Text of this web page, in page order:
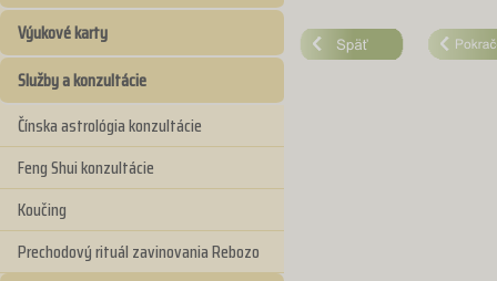
Výukové karty
Služby a konzultácie
Čínska astrológia konzultácie
Feng Shui konzultácie
Koučing
Prechodový rituál zavinovania Rebozo